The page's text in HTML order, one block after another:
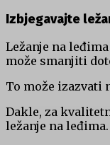
Izbjegavajte
Ležanje na
može smanjiti
To može izazvati
Dakle, za
ležanje na leđima.